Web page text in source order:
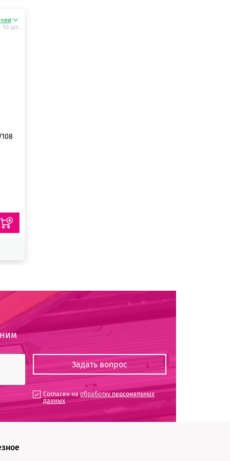
шт.
Согласен наобработку персональных
данных